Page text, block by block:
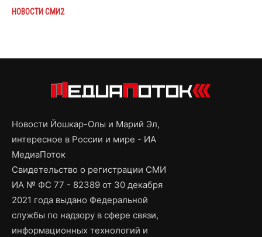
НОВОСТИ СМИ2
Новости Йошкар-Олы и Марий Эл,
интересное в России и мире - ИА
МедиаПоток
Свидетельство о регистрации СМИ
ИА № ФС 77 - 82389 от 30 декабря
2021 года выдано Федеральной
службы по надзору в сфере связи,
информационных технологий и